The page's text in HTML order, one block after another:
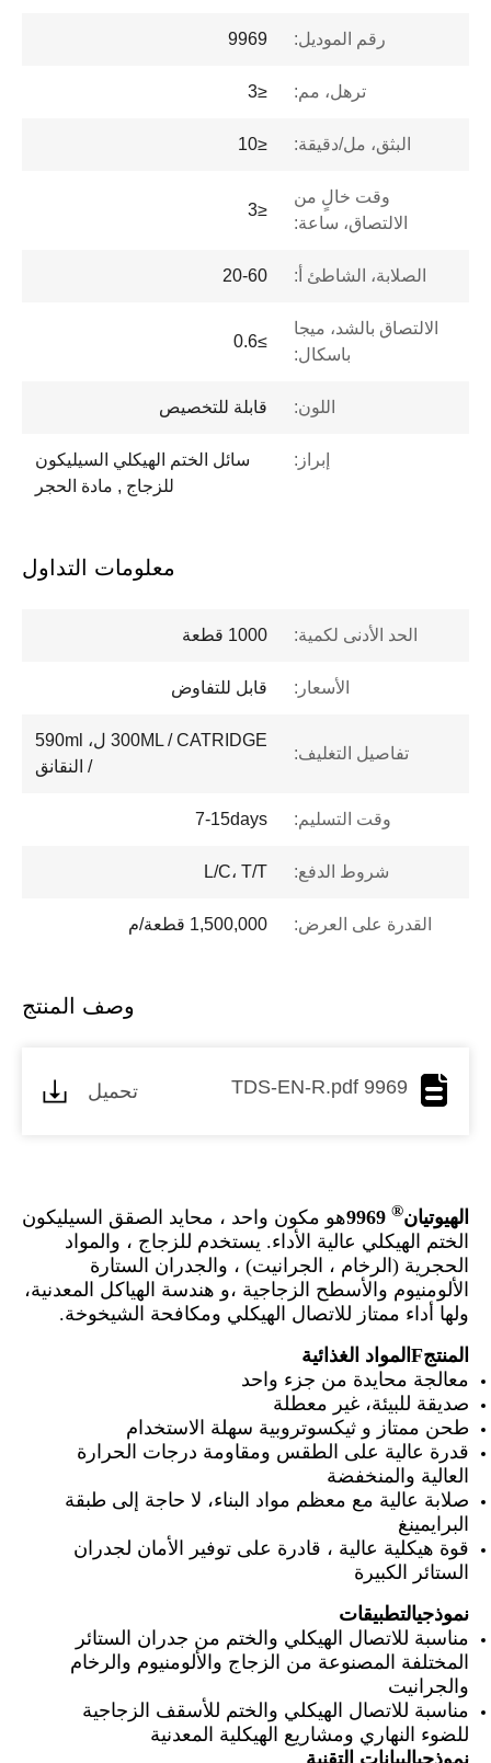
رقم الموديل: 9969
ترهل، مم: ≤3
البثق، مل/دقيقة: ≤10
وقت خالٍ من
الالتصاق، ساعة:
≤3
الصلابة، الشاطئ أ: 20-60
الالتصاق بالشد، ميجا
باسكال:
≥0.6
اللون: قابلة للتخصيص
إبراز:
سائل الختم الهيكلي السيليكون
للزجاج , مادة الحجر
معلومات التداول
الحد الأدنى لكمية: 1000 قطعة
الأسعار: قابل للتفاوض
تفاصيل التغليف:
300ML / CATRIDGE ل، 590ml
/ النقانق
وقت التسليم: 7-15days
شروط الدفع: L/C، T/T
القدرة على العرض: 1,500,000 قطعة/م
وصف المنتج
9969 TDS-EN-R.pdf تحميل
الهيوتيان®
9969هو مكون واحد ، محايد الصقق السيليكون
الختم الهيكلي عالية الأداء. يستخدم للزجاج ، والمواد
الحجرية (الرخام ، الجرانيت) ، والجدران الستارة
الألومنيوم والأسطح الزجاجية ،و هندسة الهياكل المعدنية،
ولها أداء ممتاز للاتصال الهيكلي ومكافحة الشيخوخة.
المنتجF المواد الغذائية
معالجة محايدة من جزء واحد
صديقة للبيئة، غير معطلة
طحن ممتاز و ثيكسوتروبية سهلة الاستخدام
قدرة عالية على الطقس ومقاومة درجات الحرارة
العالية والمنخفضة
صلابة عالية مع معظم مواد البناء، لا حاجة إلى طبقة
البرايمينغ
قوة هيكلية عالية ، قادرة على توفير الأمان لجدران
الستائر الكبيرة
نموذجيالتطبيقات
مناسبة للاتصال الهيكلي والختم من جدران الستائر
المختلفة المصنوعة من الزجاج والألومنيوم والرخام
والجرانيت
مناسبة للاتصال الهيكلي والختم للأسقف الزجاجية
للضوء النهاري ومشاريع الهيكلية المعدنية
نموذجيالبيانات التقنية